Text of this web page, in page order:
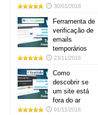
30/01/2018
Ferramenta de
verificação de
emails
temporários
23/11/2016
Como
descobrir se
um site está
fora do ar
01/11/2016